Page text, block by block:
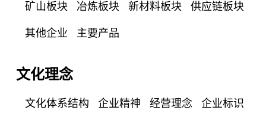
矿山板块 冶炼板块 新材料板块
供应链板块
其他企业
主要产品
文化理念
文化体系结构 企业精神 经营理念 企业标识